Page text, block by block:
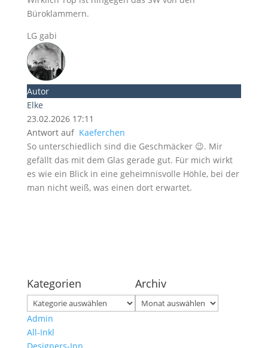
Büroklammern.
LG gabi
Autor
Elke
23.02.2026 17:11
Antwort auf Kaeferchen
So unterschiedlich sind die Geschmäcker 😉. Mir
gefällt das mit dem Glas gerade gut. Für mich wirkt
es wie ein Blick in eine geheimnisvolle Höhle, bei der
man nicht weiß, was einen dort erwartet.
Kategorien
Kategorien
Archiv
Archiv
Admin
All-Inkl